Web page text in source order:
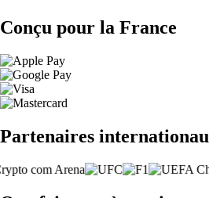
Conçu pour la France
Partenaires